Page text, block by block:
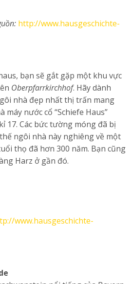
http://www.hausgeschichte-
bạn sẽ gắt gặp một khu vực
Oberpfarrkirchhof. Hãy dành
nhà đẹp nhất thị trấn mang
máy nước cổ “Schiefe Haus”
17. Các bức tường móng đã bị
ngôi nhà này nghiêng về một
thọ đã hơn 300 năm. Bạn cũng
Harz ở gần đó.
www.hausgeschichte-